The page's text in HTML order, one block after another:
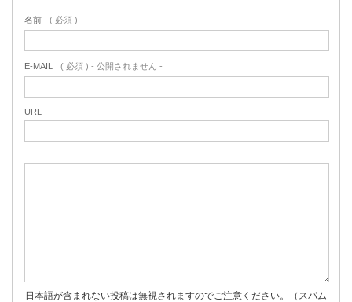
名前 ( 必須 )
E-MAIL ( 必須 ) - 公開されません -
URL
日本語が含まれない投稿は無視されますのでご注意ください。（スパム